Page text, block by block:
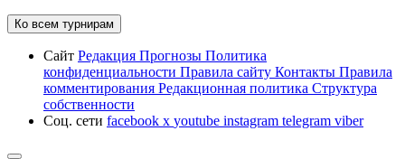
Ко всем турнирам
Сайт Редакция Прогнозы Политика
конфиденциальности Правила сайту Контакты Правила
комментирования Редакционная политика Структура
собственности
Соц. сети facebook x youtube instagram telegram viber